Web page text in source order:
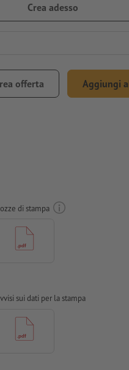
Crea adesso
offerta Aggiungi
di stampa
sui dati per la stampa